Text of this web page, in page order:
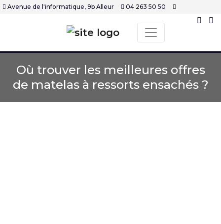
Avenue de l'informatique, 9b Alleur 04 263 50 50
Où trouver les meilleures offres
de matelas à ressorts ensachés ?